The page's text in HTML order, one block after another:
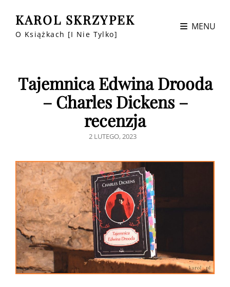
KAROL SKRZYPEK
O Książkach [i Nie Tylko]
MENU
Tajemnica Edwina Drooda
– Charles Dickens –
recenzja
POSTED
2 LUTEGO, 2023